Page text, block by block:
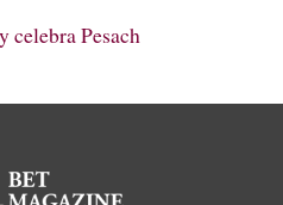
celebra Pesach